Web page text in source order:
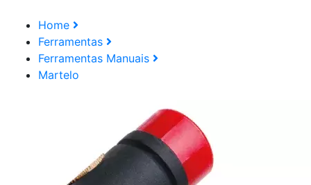
Home
Ferramentas
Ferramentas Manuais
Martelo